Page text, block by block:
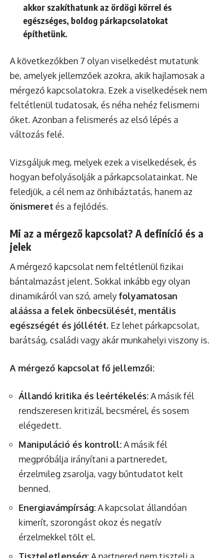
akkor szakíthatunk az ördögi körrel és
egészséges, boldog párkapcsolatokat
építhetünk.
A következőkben 7 olyan viselkedést mutatunk
be, amelyek jellemzőek azokra, akik hajlamosak a
mérgező kapcsolatokra. Ezek a viselkedések nem
feltétlenül tudatosak, és néha nehéz felismerni
őket. Azonban a felismerés az első lépés a
változás felé.
Vizsgáljuk meg, melyek ezek a viselkedések, és
hogyan befolyásolják a párkapcsolatainkat. Ne
feledjük, a cél nem az önhibáztatás, hanem az
önismeret és a fejlődés.
Mi az a mérgező kapcsolat? A definíció és a
jelek
A mérgező kapcsolat nem feltétlenül fizikai
bántalmazást jelent. Sokkal inkább egy olyan
dinamikáról van szó, amelyfolyamatosan
aláássa a felek önbecsülését, mentális
egészségét és jóllétét. Ez lehet párkapcsolat,
barátság, családi vagy akár munkahelyi viszony is.
A mérgező kapcsolat fő jellemzői:
Állandó kritika és leértékelés:A másik fél
rendszeresen kritizál, becsmérel, és sosem
elégedett.
Manipuláció és kontroll:A másik fél
megpróbálja irányítani a partneredet,
érzelmileg zsarolja, vagy bűntudatot kelt
benned.
Energiavámpírság:A kapcsolat állandóan
kimerít, szorongást okoz és negatív
érzelmekkel tölt el.